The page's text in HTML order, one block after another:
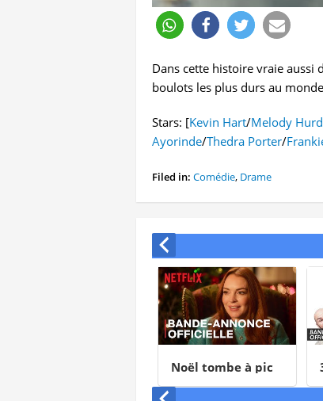
Dans cette histoire vraie aussi
boulots les plus durs au
Stars: [Kevin Hart/Melody Hurd
Ayorinde/Thedra Porter/
Filed in: Comédie, Drame
Noël tombe à pic